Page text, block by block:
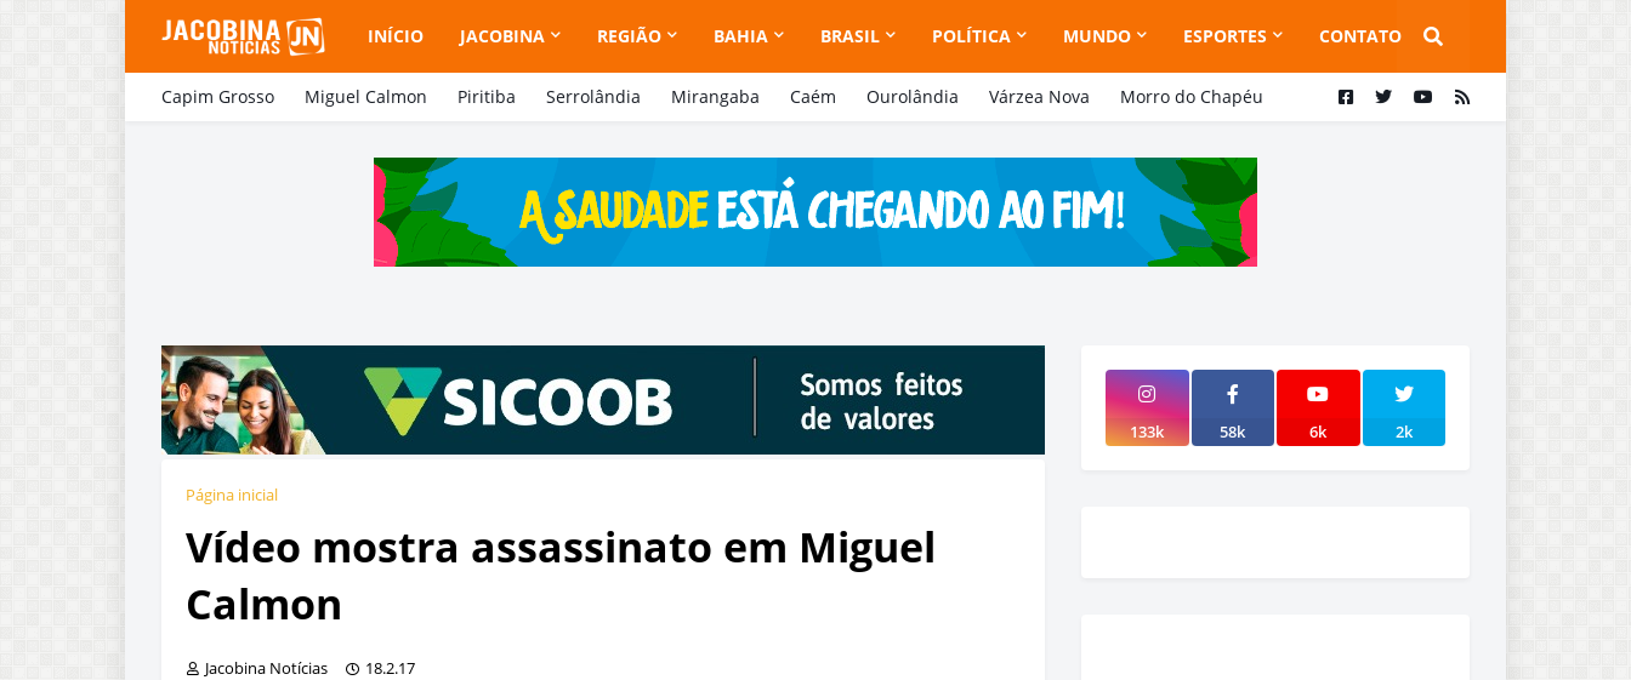
INÍCIO JACOBINA REGIÃO BAHIA BRASIL POLÍTICA MUNDO ESPORTES CONTATO
Capim Grosso Miguel Calmon Piritiba Serrolândia Mirangaba Caém Ourolândia Várzea Nova Morro do Chapéu
Página inicial
Vídeo mostra assassinato em Miguel
Calmon
Jacobina Notícias 18.2.17
133k 58k 6k 2k